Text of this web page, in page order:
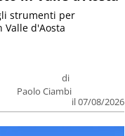
di
Paolo Ciambi
il 07/08/2026
strumenti per
Valle d'Aosta